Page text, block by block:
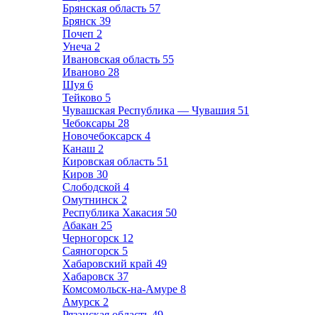
Брянская область 57
Брянск 39
Почеп 2
Унеча 2
Ивановская область 55
Иваново 28
Шуя 6
Тейково 5
Чувашская Республика — Чувашия 51
Чебоксары 28
Новочебоксарск 4
Канаш 2
Кировская область 51
Киров 30
Слободской 4
Омутнинск 2
Республика Хакасия 50
Абакан 25
Черногорск 12
Саяногорск 5
Хабаровский край 49
Хабаровск 37
Комсомольск-на-Амуре 8
Амурск 2